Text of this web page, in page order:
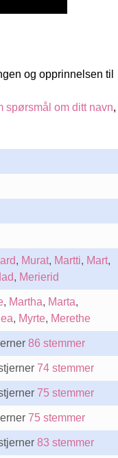
og opprinnelsen til
spørsmål om ditt navn,
, Murat, Martti, Mart,
, Merierid
, Martha, Marta,
, Myrte, Merethe
86 stemmer
74 stemmer
75 stemmer
75 stemmer
83 stemmer